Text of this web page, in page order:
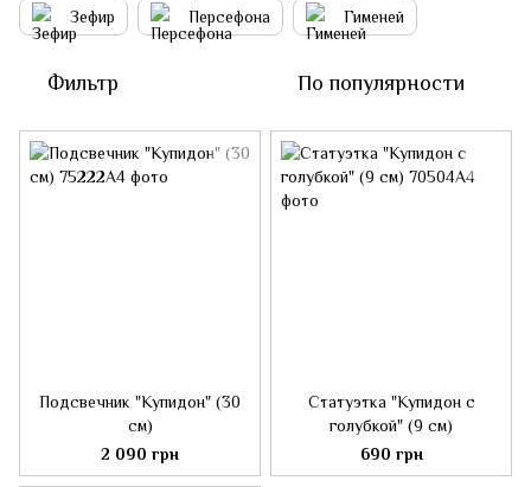
Зефир Персефона Гименей
Фильтр По популярности
Подсвечник "Купидон" (30
см)
2 090 грн
Статуэтка "Купидон с
голубкой" (9 см)
690 грн